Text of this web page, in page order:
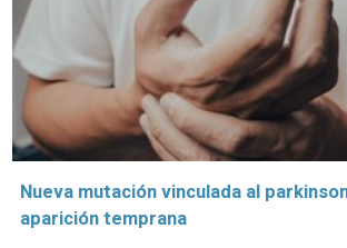
Nueva mutación vinculada al
aparición temprana